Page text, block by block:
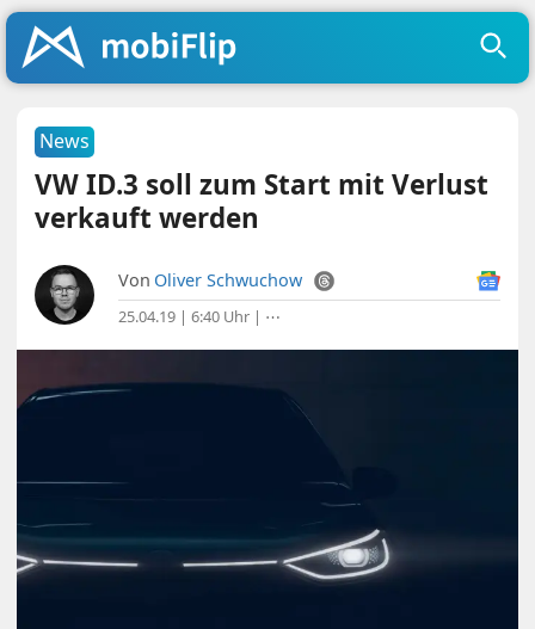
News
VW ID.3 soll zum Start mit Verlust
verkauft werden
Von Oliver Schwuchow
25.04.19 | 6:40 Uhr | ⋯